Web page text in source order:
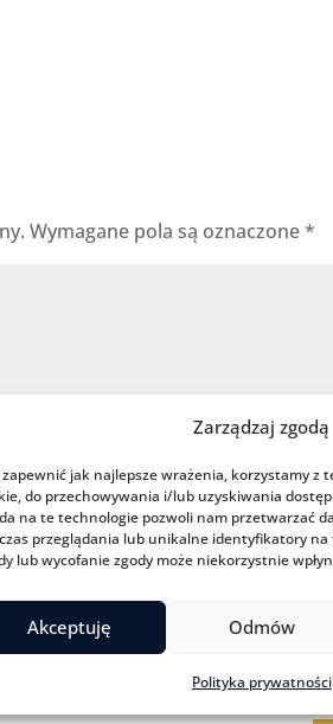
Zarządzaj zgodą
zapewnić jak najlepsze wrażenia, korzystamy z
do przechowywania i/lub uzyskiwania
na te technologie pozwoli nam przetwarzać
przeglądania lub unikalne identyfikatory
lub wycofanie zgody może niekorzystnie
Akceptuję Odmów
Polityka prywatności
Wymagane pola są oznaczone*